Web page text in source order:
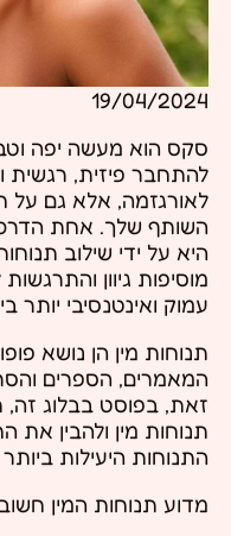
19/04/2024
סקס הוא מעשה יפה
להתחבר פיזית, רגשית
לאורגזמה, אלא גם על
השותף שלך. אחת
היא על ידי שילוב
מוסיפות גיוון
עמוק ואינטנסיבי יותר
תנוחות מין הן נושא
המאמרים, הספרים
זאת, בפוסט בבלוג זה,
תנוחות מין ולהבין את
התנוחות היעילות
מדוע תנוחות המין